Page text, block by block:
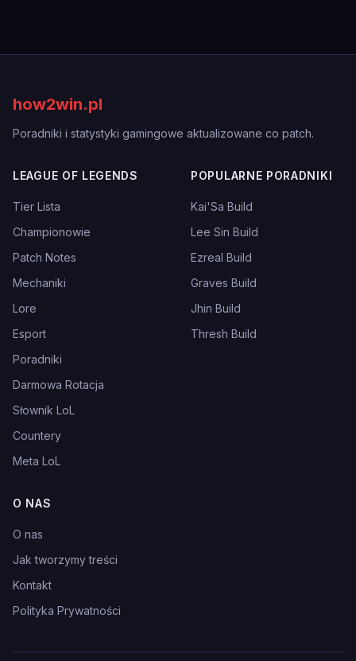
how2win.pl
Poradniki i statystyki gamingowe aktualizowane co patch.
LEAGUE OF LEGENDS
Tier Lista
Championowie
Patch Notes
Mechaniki
Lore
Esport
Poradniki
Darmowa Rotacja
Słownik LoL
Countery
Meta LoL
POPULARNE PORADNIKI
Kai'Sa Build
Lee Sin Build
Ezreal Build
Graves Build
Jhin Build
Thresh Build
O NAS
O nas
Jak tworzymy treści
Kontakt
Polityka Prywatności